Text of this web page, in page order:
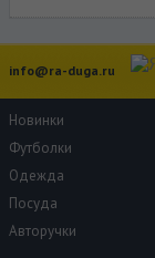
info@ra-duga.ru
Новинки
Футболки
Одежда
Посуда
Авторучки